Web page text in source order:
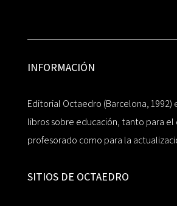
INFORMACIÓN
Editorial Octaedro (Barcelona, 1992)
libros sobre educación, tanto para
profesorado como para la
SITIOS DE OCTAEDRO